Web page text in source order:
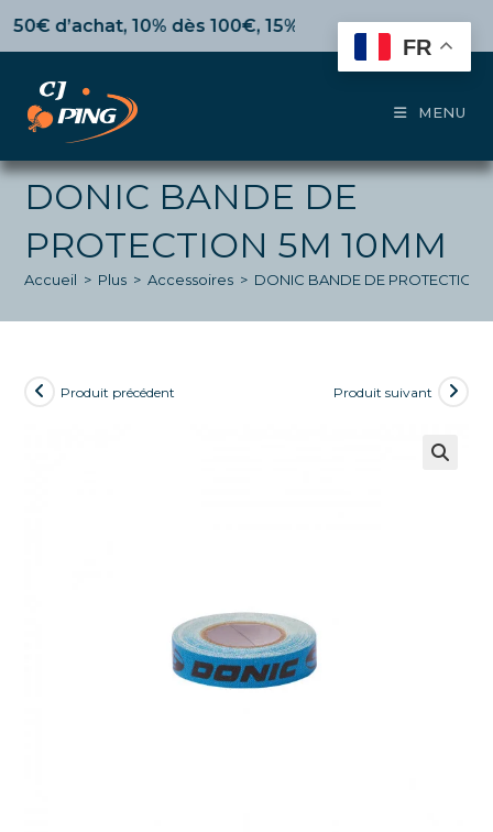
10%dès 100€,15%pour 150€ et jusqu’à20%
MENU
DONIC BANDE DE
PROTECTION 5M 10MM
Accueil > Plus > Accessoires > DONIC BANDE DE PROTECTION
Produit précédent Produit suivant
FR